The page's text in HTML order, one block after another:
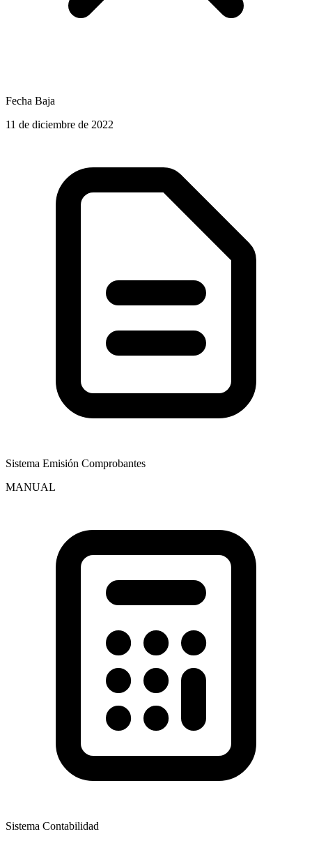
Fecha Baja
11 de diciembre de 2022
Sistema Emisión Comprobantes
MANUAL
Sistema Contabilidad